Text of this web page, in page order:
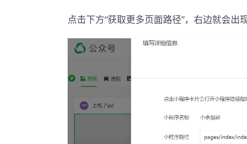
点击下方“获取更多页面路径”，右边就会出